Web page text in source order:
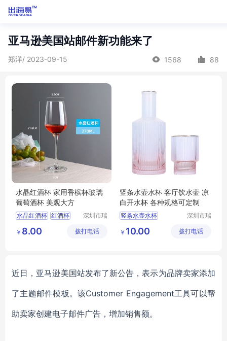
亚马逊美国站邮件新功能来了
郑洋/ 2023-09-15 1568 88
水晶红酒杯 家用香槟杯玻璃
葡萄酒杯 美观大方
水晶红酒杯 红酒杯
深圳市瑞
品有限公
￥ 8.00 拨打电话
竖条水壶水杯 客厅饮水壶 凉
白开水杯 各种规格可定制
竖条水壶水杯
竖条水壶 水壶
深圳市瑞
品有限公
￥ 10.00 拨打电话
近日，亚马逊美国站发布了新公告，表示为品牌卖家添加
了主题邮件模板。该Customer Engagement工具可以帮
助卖家创建电子邮件广告，增加销售额。